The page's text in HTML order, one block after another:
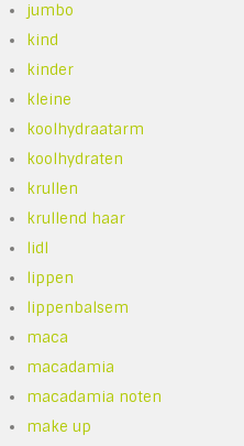
jumbo
kind
kinder
kleine
koolhydraatarm
koolhydraten
krullen
krullend haar
lidl
lippen
lippenbalsem
maca
macadamia
macadamia noten
make up